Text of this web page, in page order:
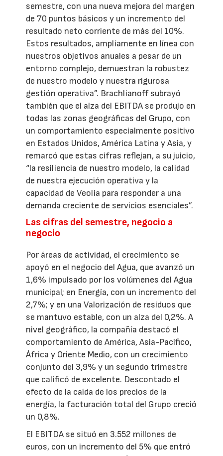
semestre, con una nueva mejora del margen
de 70 puntos básicos y un incremento del
resultado neto corriente de más del 10%.
Estos resultados, ampliamente en línea con
nuestros objetivos anuales a pesar de un
entorno complejo, demuestran la robustez
de nuestro modelo y nuestra rigurosa
gestión operativa”. Brachlianoff subrayó
también que el alza del EBITDA se produjo en
todas las zonas geográficas del Grupo, con
un comportamiento especialmente positivo
en Estados Unidos, América Latina y Asia, y
remarcó que estas cifras reflejan, a su juicio,
“la resiliencia de nuestro modelo, la calidad
de nuestra ejecución operativa y la
capacidad de Veolia para responder a una
demanda creciente de servicios esenciales”.
Las cifras del semestre, negocio a
negocio
Por áreas de actividad, el crecimiento se
apoyó en el negocio del Agua, que avanzó un
1,6% impulsado por los volúmenes del Agua
municipal; en Energía, con un incremento del
2,7%; y en una Valorización de residuos que
se mantuvo estable, con un alza del 0,2%. A
nivel geográfico, la compañía destacó el
comportamiento de América, Asia-Pacífico,
África y Oriente Medio, con un crecimiento
conjunto del 3,9% y un segundo trimestre
que calificó de excelente. Descontado el
efecto de la caída de los precios de la
energía, la facturación total del Grupo creció
un 0,8%.
El EBITDA se situó en 3.552 millones de
euros, con un incremento del 5% que entró